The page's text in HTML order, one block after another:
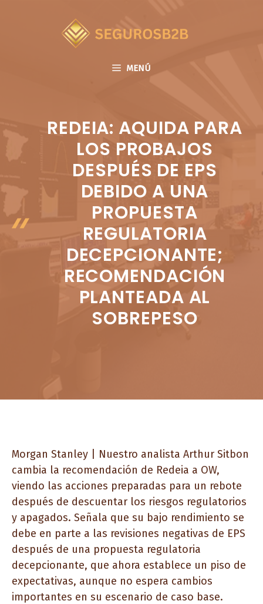
MENÚ
REDEIA: AQUIDA PARA
LOS PROBAJOS
DESPUÉS DE EPS
DEBIDO A UNA
PROPUESTA
REGULATORIA
DECEPCIONANTE;
RECOMENDACIÓN
PLANTEADA AL
SOBREPESO
Morgan Stanley | Nuestro analista Arthur Sitbon
cambia la recomendación de Redeia a OW,
viendo las acciones preparadas para un rebote
después de descuentar los riesgos regulatorios
y apagados. Señala que su bajo rendimiento se
debe en parte a las revisiones negativas de EPS
después de una propuesta regulatoria
decepcionante, que ahora establece un piso de
expectativas, aunque no espera cambios
importantes en su escenario de caso base.